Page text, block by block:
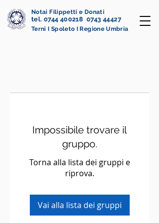
Notai Filippetti e Donati
tel. 0744 400218 0743 44427
Terni I Spoleto I Regione Umbria
Impossibile trovare il
gruppo.
Torna alla lista dei gruppi e
riprova.
Vai alla lista dei gruppi